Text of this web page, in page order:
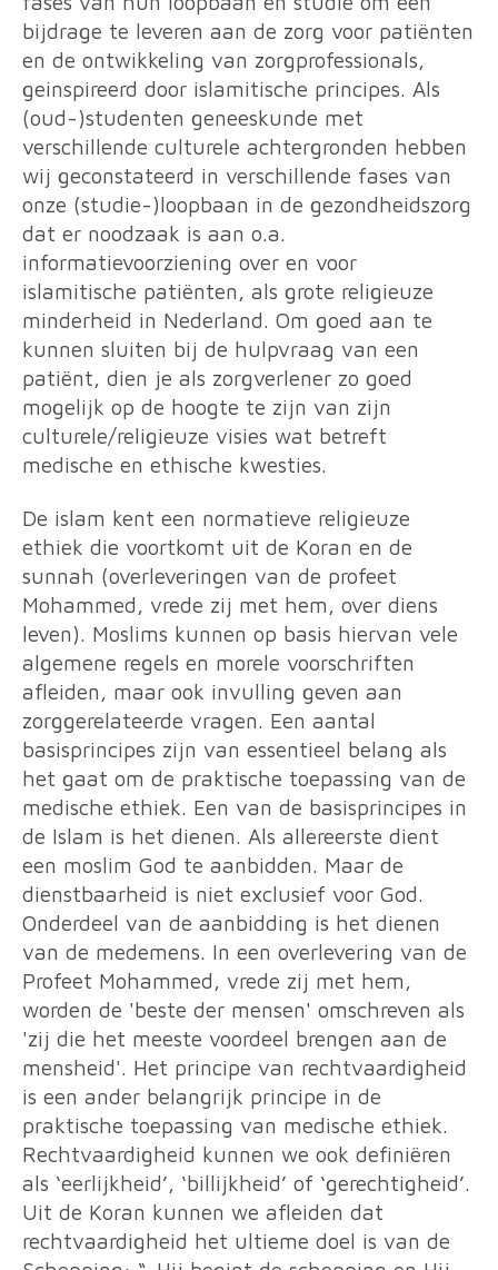
bijdrage te leveren aan de zorg voor patiënten
en de ontwikkeling van zorgprofessionals,
geinspireerd door islamitische principes. Als
(oud-)studenten geneeskunde met
verschillende culturele achtergronden hebben
wij geconstateerd in verschillende fases van
onze (studie-)loopbaan in de gezondheidszorg
dat er noodzaak is aan o.a.
informatievoorziening over en voor
islamitische patiënten, als grote religieuze
minderheid in Nederland. Om goed aan te
kunnen sluiten bij de hulpvraag van een
patiënt, dien je als zorgverlener zo goed
mogelijk op de hoogte te zijn van zijn
culturele/religieuze visies wat betreft
medische en ethische kwesties.
De islam kent een normatieve religieuze
ethiek die voortkomt uit de Koran en de
sunnah (overleveringen van de profeet
Mohammed, vrede zij met hem, over diens
leven). Moslims kunnen op basis hiervan vele
algemene regels en morele voorschriften
afleiden, maar ook invulling geven aan
zorggerelateerde vragen. Een aantal
basisprincipes zijn van essentieel belang als
het gaat om de praktische toepassing van de
medische ethiek. Een van de basisprincipes in
de Islam is het dienen. Als allereerste dient
een moslim God te aanbidden. Maar de
dienstbaarheid is niet exclusief voor God.
Onderdeel van de aanbidding is het dienen
van de medemens. In een overlevering van de
Profeet Mohammed, vrede zij met hem,
worden de 'beste der mensen' omschreven als
'zij die het meeste voordeel brengen aan de
mensheid'. Het principe van rechtvaardigheid
is een ander belangrijk principe in de
praktische toepassing van medische ethiek.
Rechtvaardigheid kunnen we ook definiëren
als ‘eerlijkheid’, ‘billijkheid’ of ‘gerechtigheid’.
Uit de Koran kunnen we afleiden dat
rechtvaardigheid het ultieme doel is van de